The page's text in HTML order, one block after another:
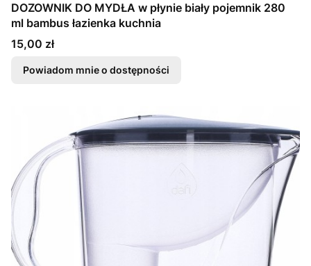
DOZOWNIK DO MYDŁA w płynie biały pojemnik 280
ml bambus łazienka kuchnia
Cena
15,00 zł
Powiadom mnie o dostępności